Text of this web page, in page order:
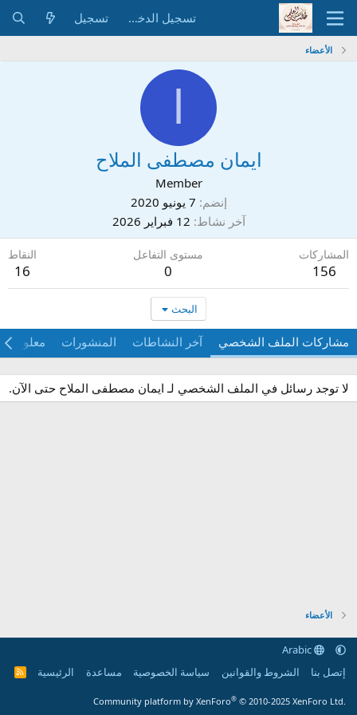
تسجيل الدخول تسجيل
الأعضاء
ايمان مصطفى الملاح
Member
إنضم 7 يونيو 2020
آخر نشاط 12 فبراير 2026
المشاركات
156
مستوى التفاعل
0
النقاط
16
البحث
مشاركات الملف الشخصي آخر النشاطات المنشورات معلومات
لا توجد رسائل في الملف الشخصي لـ ايمان مصطفى الملاح حتى الآن.
الأعضاء
Arabic
إتصل بنا
الشروط والقوانين سياسة الخصوصية مساعدة الرئيسية
R
Community platform by XenForo® © 2010-2025 XenForo Ltd.